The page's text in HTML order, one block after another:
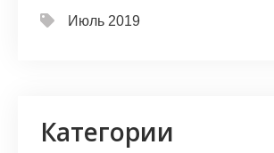
Июль 2019
Категории